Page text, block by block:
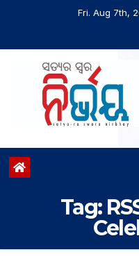
Fri. Aug 7th,
Tag: